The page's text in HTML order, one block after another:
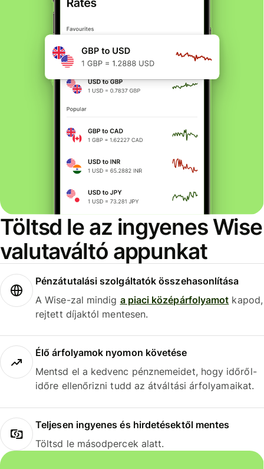
Töltsd le az ingyenes Wise
valutaváltó appunkat
Pénzátutalási szolgáltatók összehasonlítása
A Wise-zal mindig a piaci középárfolyamot kapod,
rejtett díjaktól mentesen.
Élő árfolyamok nyomon követése
Mentsd el a kedvenc pénznemeidet, hogy időről-
időre ellenőrizni tudd az átváltási árfolyamaikat.
Teljesen ingyenes és hirdetésektől mentes
Töltsd le másodpercek alatt.